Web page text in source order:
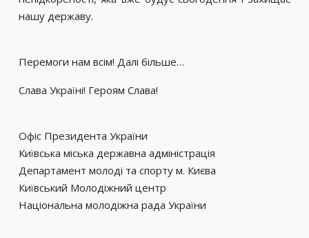
нашу державу.
Перемоги нам всім! Далі більше…
Слава Україні! Героям Слава!
Офіс Президента України
Київська міська державна адміністрація
Департамент молоді та спорту м. Києва
Київський Молодіжний центр
Національна молодіжна рада України